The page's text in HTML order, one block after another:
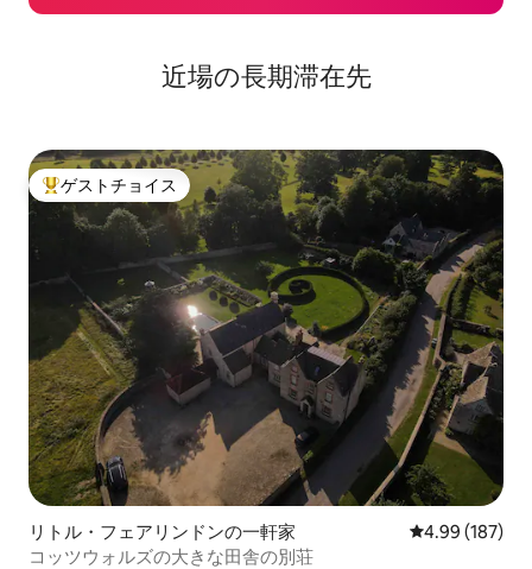
近場の長期滞在先
大好評のゲストチョイスです。
ゲストチョイス
リトル・フェアリンドンの一軒家 レビュー187
4.99 (187)
コッツウォルズの大きな田舎の別荘